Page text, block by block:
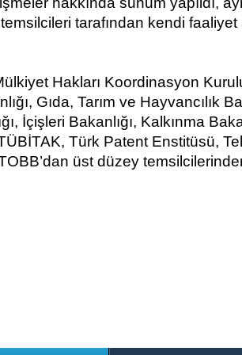
tarafından kendi faaliyet
Hakları Koordinasyon
Gıda, Tarım ve Hayvancılık
İçişleri Bakanlığı, Kalkınma
Türk Patent Enstitüsü,
üst düzey